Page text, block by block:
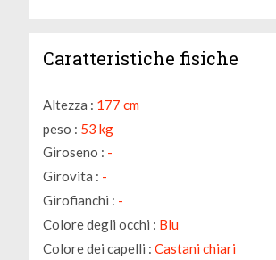
Caratteristiche fisiche
Altezza : 177 cm
peso : 53 kg
Giroseno : -
Girovita : -
Girofianchi : -
Colore degli occhi : Blu
Colore dei capelli : Castani chiari